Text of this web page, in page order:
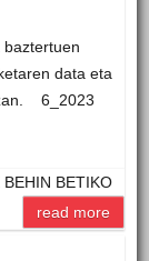
data eta
6_2023
BETIKO
read more